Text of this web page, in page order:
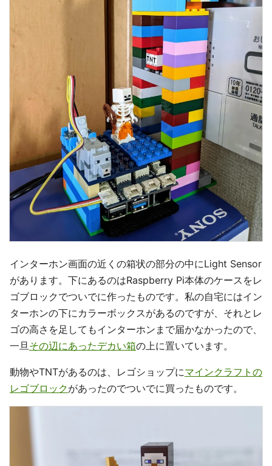
インターホン画面の近くの箱状の部分の中にLight Sensor
があります。下にあるのはRaspberry Pi本体のケースをレ
ゴブロックでついでに作ったものです。私の自宅にはイン
ターホンの下にカラーボックスがあるのですが、それとレ
ゴの高さを足してもインターホンまで届かなかったので、
一旦 その辺にあったデカい箱の上に置いています。
動物やTNTがあるのは、レゴショップにマインクラフトの
レゴブロックがあったのでついでに買ったものです。